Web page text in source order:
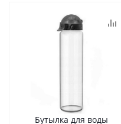
Бутылка для воды